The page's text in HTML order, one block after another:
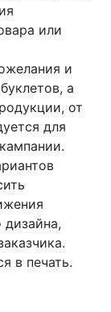
или
и
а
от
для
дизайна,
в печать.